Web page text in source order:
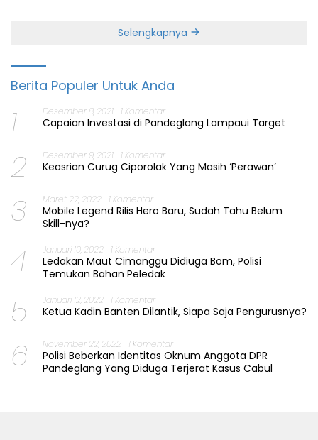
Selengkapnya
Berita Populer Untuk Anda
1 Desember 8, 2021 1 Komentar
Capaian Investasi di Pandeglang Lampaui Target
2 Desember 9, 2021 1 Komentar
Keasrian Curug Ciporolak Yang Masih ‘Perawan’
3 Maret 22, 2022 1 Komentar
Mobile Legend Rilis Hero Baru, Sudah Tahu Belum
Skill-nya?
4 Januari 10, 2022 1 Komentar
Ledakan Maut Cimanggu Didiuga Bom, Polisi
Temukan Bahan Peledak
5 Januari 12, 2022 1 Komentar
Ketua Kadin Banten Dilantik, Siapa Saja Pengurusnya?
6 November 22, 2022 1 Komentar
Polisi Beberkan Identitas Oknum Anggota DPR
Pandeglang Yang Diduga Terjerat Kasus Cabul